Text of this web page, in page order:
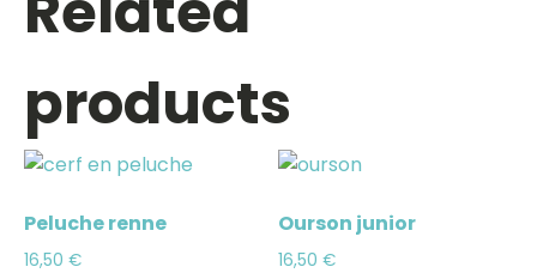
products
Peluche renne
16,50 €
Ourson junior
16,50€